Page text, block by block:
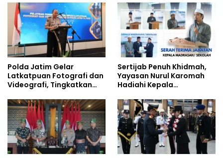
Studi Kepolisian
Polda Jatim Gelar
Latkatpuan Fotografi dan
Videografi, Tingkatkan
Era Digital
Sertijab Penuh Khidmah,
Yayasan Nurul Karomah
Hadiahi Kepala
Umrah